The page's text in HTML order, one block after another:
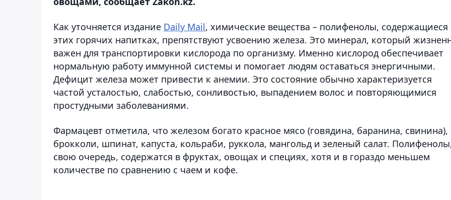
Как уточняется издание Daily Mail, химические вещества – полифенолы, содержащиеся
этих горячих напитках, препятствуют усвоению железа. Это минерал, который
важен для транспортировки кислорода по организму. Именно кислород обеспечивает
нормальную работу иммунной системы и помогает людям оставаться энергичными.
Дефицит железа может привести к анемии. Это состояние обычно характеризуется
частой усталостью, слабостью, сонливостью, выпадением волос и повторяющимися
простудными заболеваниями.
Фармацевт отметила, что железом богато красное мясо (говядина, баранина, свинина),
брокколи, шпинат, капуста, кольраби, руккола, мангольд и зеленый салат.
свою очередь, содержатся в фруктах, овощах и специях, хотя и в гораздо меньшем
количестве по сравнению с чаем и кофе.